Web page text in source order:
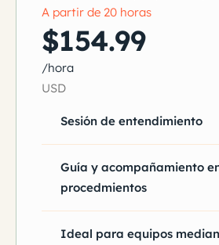
A partir de 20 horas
$154.99
/hora
USD
Sesión de entendimiento
Guía y acompañamiento
procedmientos
Ideal para equipos